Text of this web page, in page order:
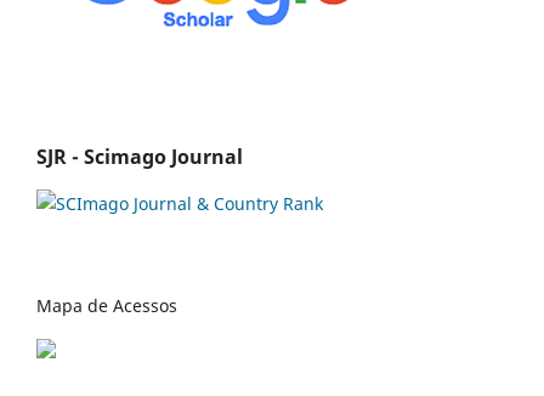
SJR - Scimago Journal
Mapa de Acessos